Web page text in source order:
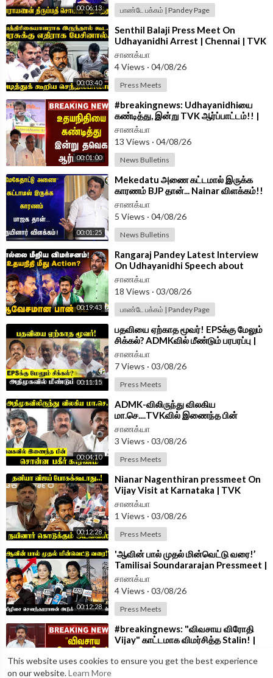
This website uses cookies to ensure you get the best experience
on our website.Learn More
00:06:13 பாண்டே பக்கம் | Pandey Page
00:03:40
⁣Senthil Balaji Press Meet On
Udhayanidhi Arrest | Chennai | TVK
| DMK | CM Vijay
சாணக்யா
4 Views · 04/08/26
Press Meets
00:01:00
⁣#breakingnews: Udhayanidhiயை
கண்டித்து, இன்று TVK ஆர்ப்பாட்டம்!! |
CM Vijay
சாணக்யா
13 Views · 04/08/26
News Bulletins
00:01:25
⁣Mekedatu அணை கட்டமால் இருக்க
காரணம் BJP தான்... Nainar விளக்கம்!!
| CM Vijay | DK Shivakumar
சாணக்யா
5 Views · 04/08/26
News Bulletins
00:19:43
⁣Rangaraj Pandey Latest Interview
On Udhayanidhi Speech about
Trisha | DMK | TVK | CM Vijay |
Tanjore
சாணக்யா
18 Views · 03/08/26
பாண்டே பக்கம் | Pandey Page
00:11:15
⁣பதவியை ஏற்காத மூவர்! EPSக்கு மேலும்
சிக்கல்? ADMKவில் மீண்டும் பரபரப்பு |
SP Velumani Press Meet
சாணக்யா
7 Views · 03/08/26
Press Meets
00:04:10
⁣ADMK-விலிருந்து விலகிய
மா.செ....TVKவில் இணைந்த பின்
சொன்ன பகீர் காரணம் | Press Meet |
CM Vijay
சாணக்யா
3 Views · 03/08/26
Press Meets
00:12:28
⁣Nianar Nagenthiran pressmeet On
Vijay Visit at Karnataka | TVK
Government | CM Vijay | BJP
சாணக்யா
1 Views · 03/08/26
Press Meets
00:12:28
⁣'ஆவின் பால் முதல் மின்வெட்டு வரை!’
Tamilisai Soundararajan Pressmeet |
BJP | TVK | CM Vijay
சாணக்யா
4 Views · 03/08/26
Press Meets
⁣#breakingnews: "விவசாய விரோதி
Vijay" காட்டமாக விமர்சித்த Stalin! |
10 Views·03/08/26